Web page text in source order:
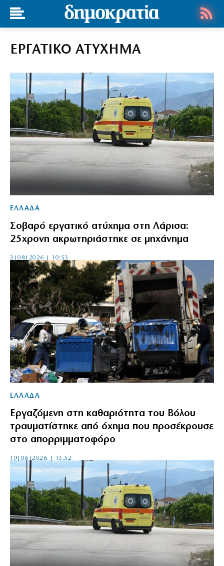
ΕΡΓΑΤΙΚΟ ΑΤΥΧΗΜΑ
ΕΛΛΑΔΑ
Σοβαρό εργατικό ατύχημα στη Λάρισα:
25χρονη ακρωτηριάστηκε σε μηχάνημα
3|08|2026 | 10:53
ΕΛΛΑΔΑ
Εργαζόμενη στη καθαριότητα του Βόλου
τραυματίστηκε από όχημα που προσέκρουσε
στο απορριμματοφόρο
19|06|2026 | 13:52